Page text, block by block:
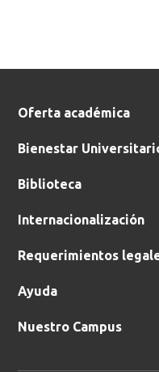
Oferta académica
Bienestar
Biblioteca
Internacionalización
Requerimientos
Ayuda
Nuestro Campus